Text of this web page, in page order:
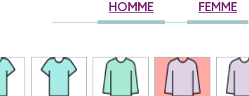
HOMME FEMME